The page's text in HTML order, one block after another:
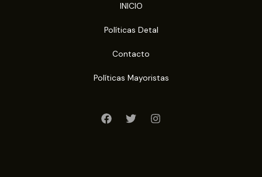
INICIO
Políticas Detal
Contacto
Políticas Mayoristas